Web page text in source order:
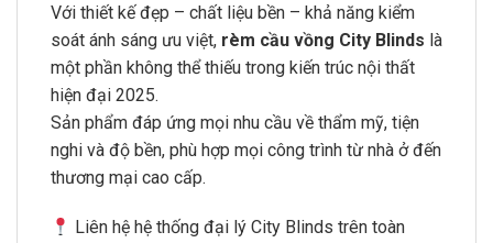
Với thiết kế đẹp – chất liệu bền – khả năng kiểm
soát ánh sáng ưu việt, rèm cầu vồng City Blinds là
một phần không thể thiếu trong kiến trúc nội thất
hiện đại 2025.
Sản phẩm đáp ứng mọi nhu cầu về thẩm mỹ, tiện
nghi và độ bền, phù hợp mọi công trình từ nhà ở đến
thương mại cao cấp.
Liên hệ hệ thống đại lý City Blinds trên toàn